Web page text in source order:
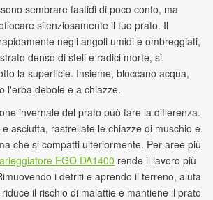
sembrare fastidi di poco conto, ma
silenziosamente il tuo prato. Il
negli angoli umidi e ombreggiati,
denso di steli e radici morte, si
la superficie. Insieme, bloccano acqua,
l'erba debole e a chiazze.
invernale del prato può fare la differenza.
asciutta, rastrellate le chiazze di muschio e
che si compatti ulteriormente. Per aree più
EGO DA1400 rende il lavoro più
i detriti e aprendo il terreno, aiuta
il rischio di malattie e mantiene il prato